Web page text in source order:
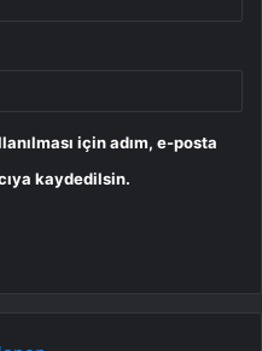
için adım, e-posta
kaydedilsin.